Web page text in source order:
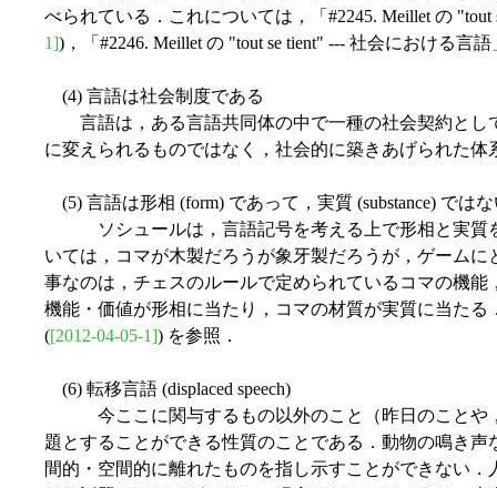
べられている．これについては，「#2245. Meillet の
1])，「#2246. Meillet の "tout se tient" --- 社会における言語
(4) 言語は社会制度である
言語は，ある言語共同体の中で一種の社会契約とし
に変えられるものではなく，社会的に築きあげられた体
(5) 言語は形相 (form) であって，実質 (substance) では
ソシュールは，言語記号を考える上で形相と実質
いては，コマが木製だろうが象牙製だろうが，ゲーム
事なのは，チェスのルールで定められているコマの機
機能・価値が形相に当たり，コマの材質が実質に当たる
([2012-04-05-1]) を参照．
(6) 転移言語 (displaced speech)
今ここに関与するもの以外のこと（昨日のことや
題とすることができる性質のことである．動物の鳴き
間的・空間的に離れたものを指し示すことができない